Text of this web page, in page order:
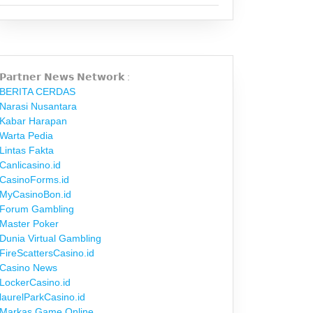
𝗣𝗮𝗿𝘁𝗻𝗲𝗿 𝗡𝗲𝘄𝘀 𝗡𝗲𝘁𝘄𝗼𝗿𝗸 :
BERITA CERDAS
Narasi Nusantara
Kabar Harapan
Warta Pedia
Lintas Fakta
Canlicasino.id
CasinoForms.id
MyCasinoBon.id
Forum Gambling
Master Poker
Dunia Virtual Gambling
FireScattersCasino.id
Casino News
LockerCasino.id
laurelParkCasino.id